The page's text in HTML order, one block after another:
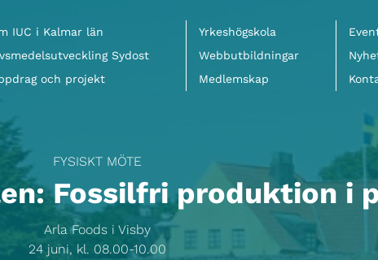
IUC i Kalmar län
Sydost
och projekt
Yrkeshögskola
Webbutbildningar
Medlemskap
FYSISKT MÖTE
Fossilfri produktion i
Arla Foods i Visby
24 juni, kl. 08.00-10.00